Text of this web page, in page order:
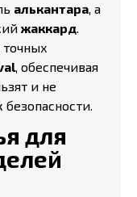
алькантара, а
жаккард.
точных
, обеспечивая
и не
для